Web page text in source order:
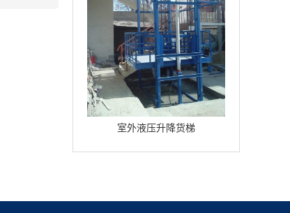
室外液压升降货梯